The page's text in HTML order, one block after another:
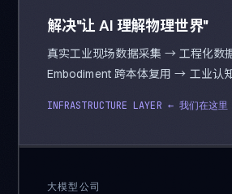
解决"让 AI 理解物理世界"
真实工业现场数据采集 → 工程化
Embodiment 跨本体复用 → 工业认知
INFRASTRUCTURE LAYER ← 我们在这里
大模型公司